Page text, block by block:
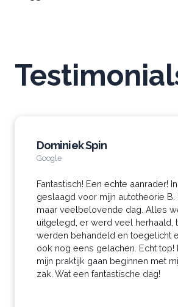
Dominiek Spin
Google
Fantastisch! Een echte aanrader!
geslaagd voor mijn autotheorie B.
maar veelbelovende dag. Alles
uitgelegd, er werd veel herhaald,
werden behandeld en toegelicht
ook nog eens gelachen. Echt top!
mijn praktijk gaan beginnen met
zak. Wat een fantastische dag!